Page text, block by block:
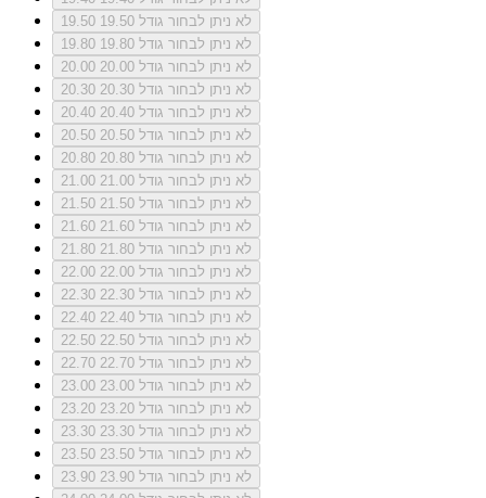
19.50
לא ניתן לבחור גודל 19.50
19.80
לא ניתן לבחור גודל 19.80
20.00
לא ניתן לבחור גודל 20.00
20.30
לא ניתן לבחור גודל 20.30
20.40
לא ניתן לבחור גודל 20.40
20.50
לא ניתן לבחור גודל 20.50
20.80
לא ניתן לבחור גודל 20.80
21.00
לא ניתן לבחור גודל 21.00
21.50
לא ניתן לבחור גודל 21.50
21.60
לא ניתן לבחור גודל 21.60
21.80
לא ניתן לבחור גודל 21.80
22.00
לא ניתן לבחור גודל 22.00
22.30
לא ניתן לבחור גודל 22.30
22.40
לא ניתן לבחור גודל 22.40
22.50
לא ניתן לבחור גודל 22.50
22.70
לא ניתן לבחור גודל 22.70
23.00
לא ניתן לבחור גודל 23.00
23.20
לא ניתן לבחור גודל 23.20
23.30
לא ניתן לבחור גודל 23.30
23.50
לא ניתן לבחור גודל 23.50
23.90
לא ניתן לבחור גודל 23.90